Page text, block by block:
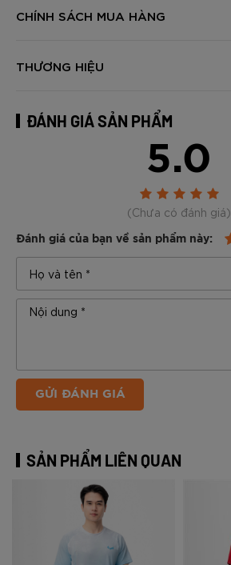
CHÍNH SÁCH MUA HÀNG
THƯƠNG HIỆU
ĐÁNH GIÁ SẢN PHẨM
5.0
(Chưa có đánh giá)
Đánh giá của bạn về sản phẩm này:
GỬI ĐÁNH GIÁ
SẢN PHẨM LIÊN QUAN